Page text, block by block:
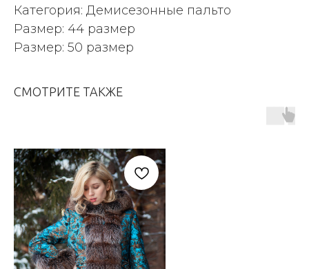
Категория: Демисезонные пальто
Размер: 44 размер
Размер: 50 размер
СМОТРИТЕ ТАКЖЕ